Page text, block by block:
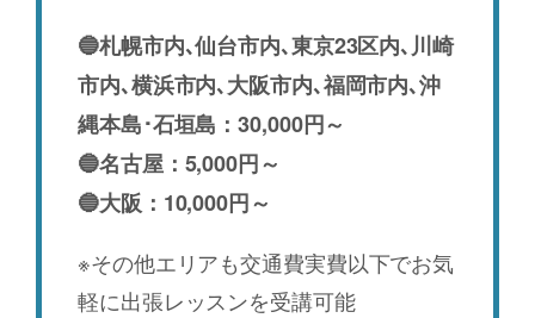
🔵札幌市内､仙台市内､東京23区内､川崎
市内､横浜市内､大阪市内､福岡市内､沖
縄本島･石垣島：30,000円～
🔵名古屋：5,000円～
🔵大阪：10,000円～
※その他エリアも交通費実費以下でお気
軽に出張レッスンを受講可能